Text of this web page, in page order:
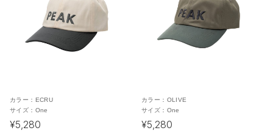
カラー： ECRU
サイズ： One
¥5,280
カラー： OLIVE
サイズ： One
¥5,280